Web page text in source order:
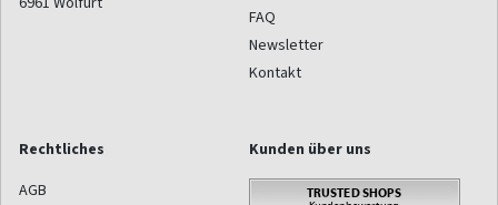
FAQ
Newsletter
Kontakt
Rechtliches
AGB
Kunden über uns